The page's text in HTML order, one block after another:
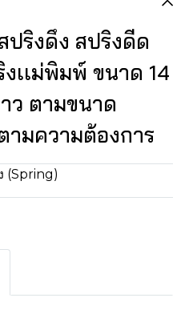
ปริงดึง สปริงดีด
เเม่พิมพ์ ขนาด 14
ว ตามขนาด
ามความต้องการ
(Spring)